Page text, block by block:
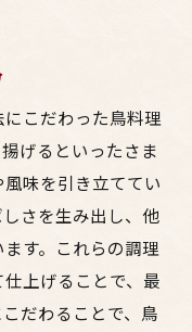
こだわった鳥料理
げるといったさま
味を引き立ててい
さを生み出し、他
す。これらの調理
上げることで、最
だわることで、鳥